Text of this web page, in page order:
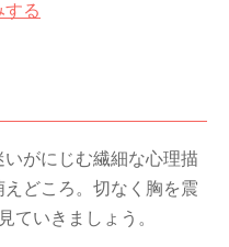
する
がにじむ繊細な心理描
どころ。切なく胸を震
ていきましょう。